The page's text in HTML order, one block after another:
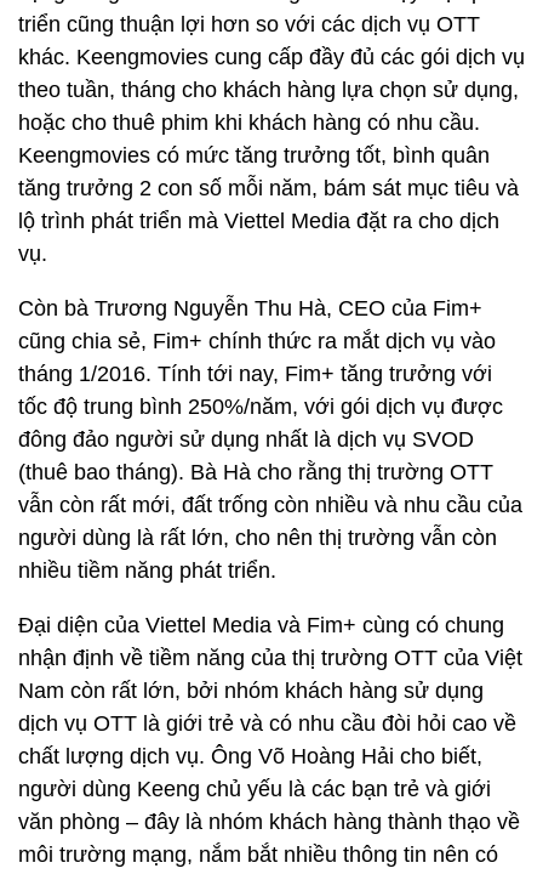
triển cũng thuận lợi hơn so với các dịch vụ OTT
khác. Keengmovies cung cấp đầy đủ các gói dịch vụ
theo tuần, tháng cho khách hàng lựa chọn sử dụng,
hoặc cho thuê phim khi khách hàng có nhu cầu.
Keengmovies có mức tăng trưởng tốt, bình quân
tăng trưởng 2 con số mỗi năm, bám sát mục tiêu và
lộ trình phát triển mà Viettel Media đặt ra cho dịch
vụ.
Còn bà Trương Nguyễn Thu Hà, CEO của Fim+
cũng chia sẻ, Fim+ chính thức ra mắt dịch vụ vào
tháng 1/2016. Tính tới nay, Fim+ tăng trưởng với
tốc độ trung bình 250%/năm, với gói dịch vụ được
đông đảo người sử dụng nhất là dịch vụ SVOD
(thuê bao tháng). Bà Hà cho rằng thị trường OTT
vẫn còn rất mới, đất trống còn nhiều và nhu cầu của
người dùng là rất lớn, cho nên thị trường vẫn còn
nhiều tiềm năng phát triển.
Đại diện của Viettel Media và Fim+ cùng có chung
nhận định về tiềm năng của thị trường OTT của Việt
Nam còn rất lớn, bởi nhóm khách hàng sử dụng
dịch vụ OTT là giới trẻ và có nhu cầu đòi hỏi cao về
chất lượng dịch vụ. Ông Võ Hoàng Hải cho biết,
người dùng Keeng chủ yếu là các bạn trẻ và giới
văn phòng – đây là nhóm khách hàng thành thạo về
môi trường mạng, nắm bắt nhiều thông tin nên có